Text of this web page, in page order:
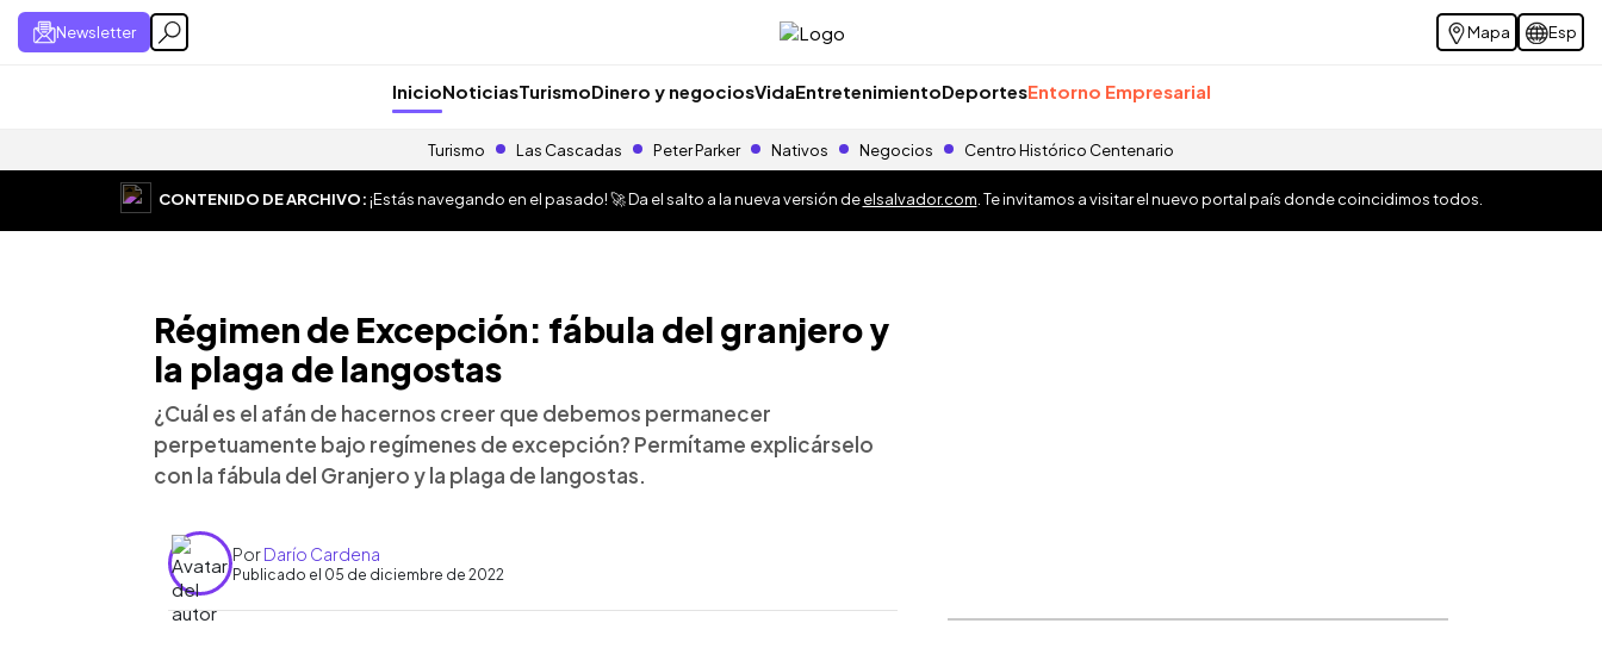
Newsletter Mapa Esp
InicioNoticiasTurismoDinero y negociosVidaEntretenimientoDeportesEntorno Empresarial
Turismo Las Cascadas Peter Parker Nativos Negocios Centro Histórico Centenario
CONTENIDO DE ARCHIVO:¡Estás navegando en el pasado! 🚀 Da el salto a la nueva versión deelsalvador.com . Te invitamos a visitar el nuevo portal país donde coincidimos todos.
Régimen de Excepción: fábula del granjero y
la plaga de langostas
¿Cuál es el afán de hacernos creer que debemos permanecer
perpetuamente bajo regímenes de excepción? Permítame explicárselo
con la fábula del Granjero y la plaga de langostas.
PorDarío Cardena
Publicado el 05 de diciembre de 2022